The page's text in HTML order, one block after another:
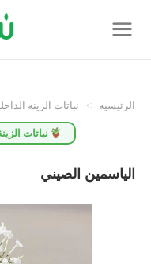
الرئيسية > نباتات الزينة
نباتات
الياسمين الصيني